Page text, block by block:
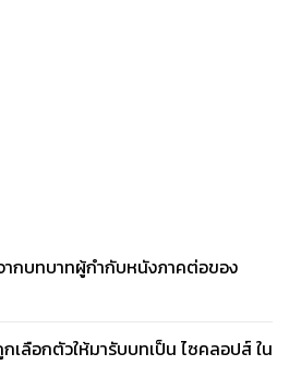
ากบทบาทผู้กำกับหนังภาคต่อของ
เลือกตัวให้มารับบทเป็น ไซคลอปส์ ใน